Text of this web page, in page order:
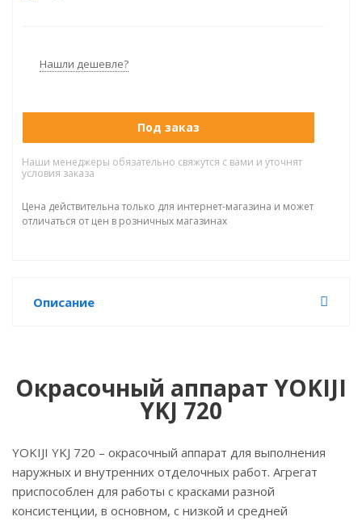
Нашли дешевле?
Под заказ
Наши менеджеры обязательно свяжутся с вами и уточнят
условия заказа
Цена действительна только для интернет-магазина и может
отличаться от цен в розничных магазинах
Описание
Окрасочный аппарат YOKIJI
YKJ 720
YOKIJI YKJ 720 – окрасочный аппарат для выполнения
наружных и внутренних отделочных работ. Агрегат
приспособлен для работы с красками разной
консистенции, в основном, с низкой и средней